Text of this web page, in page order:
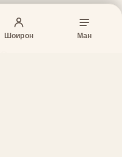
Шоирон Ман